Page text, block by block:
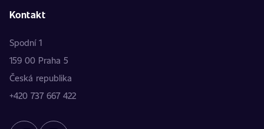
Kontakt
Spodní 1
159 00 Praha 5
Česká republika
+420 737 667 422